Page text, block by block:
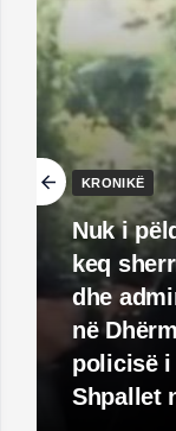
KRONIKË
Nuk i
keq
dhe
në
policisë i
Shpallet